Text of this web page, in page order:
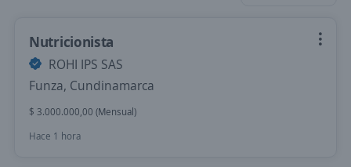
Nutricionista
ROHI IPS SAS
Funza, Cundinamarca
$ 3.000.000,00 (Mensual)
Hace 1 hora